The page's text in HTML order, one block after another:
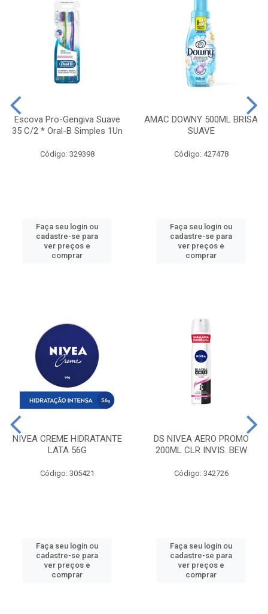
Escova Pro-Gengiva Suave
35 C/2 * Oral-B Simples 1Un
Código: 329398
Faça seu login ou
cadastre-se para
ver preços e
comprar
AMAC DOWNY 500ML BRISA
SUAVE
Código: 427478
Faça seu login ou
cadastre-se para
ver preços e
comprar
NIVEA CREME HIDRATANTE
LATA 56G
Código: 305421
Faça seu login ou
cadastre-se para
ver preços e
comprar
DS NIVEA AERO PROMO
200ML CLR INVIS. BEW
Código: 342726
Faça seu login ou
cadastre-se para
ver preços e
comprar